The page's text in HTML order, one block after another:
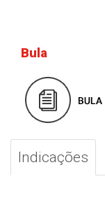
Bula
Indicações